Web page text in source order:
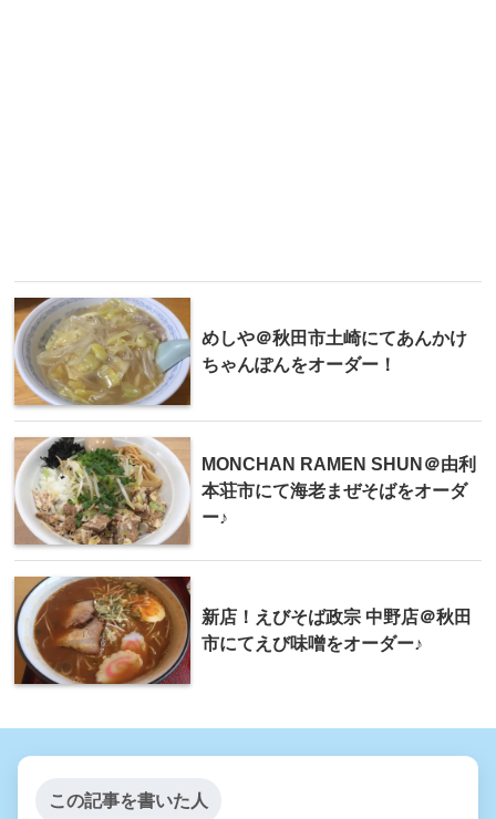
めしや＠秋田市土崎にてあんかけ
ちゃんぽんをオーダー！
MONCHAN RAMEN SHUN＠由利
本荘市にて海老まぜそばをオーダ
ー♪
新店！えびそば政宗 中野店＠秋田
市にてえび味噌をオーダー♪
この記事を書いた人